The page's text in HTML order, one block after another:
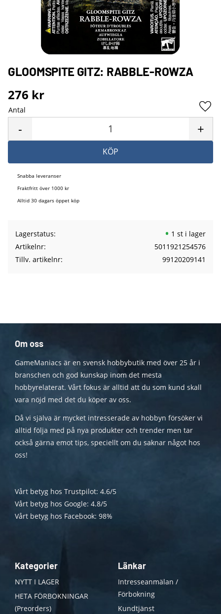
GLOOMSPITE GITZ: RABBLE-ROWZA
276 kr
Antal
+
-
KÖP
Snabba leveranser
Fraktfritt över 1000 kr
Alltid 30 dagars öppet köp
Lagerstatus
1 st i lager
Artikelnr
5011921254576
Tillv. artikelnr
99120209141
Om oss
GameManiacs är en svensk hobbybutik med över 25 år i
branschen och god kunskap inom det mesta
hobbyrelaterat. Vårt fokus är alltid att du som kund skall
vara nöjd med det du köper av oss.
Då vi själva är mycket intresserade av hobbyn försöker vi
alltid följa med på nya produkter och trender men tar
också gärna emot tips, speciellt om du saknar något hos
oss!
Vårt betyg hos Trustpilot: 4.6/5
Vårt betyg hos Google: 4.8/5
Vårt betyg hos Facebook: 98%
Kategorier
NYTT I LAGER
HETA FÖRBOKNINGAR
(Preorders)
Länkar
Intresseanmälan /
Förbokning
Kundtjänst